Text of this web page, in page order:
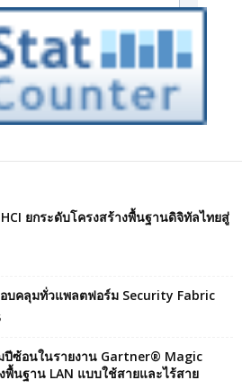
ยกระดับโครงสร้างพื้นฐานดิจิทัลไทยสู่
บคลุมทั่วแพลตฟอร์ม Security Fabric
ปีซ้อนในรายงาน Gartner® Magic
นฐาน LAN แบบใช้สายและไร้สาย